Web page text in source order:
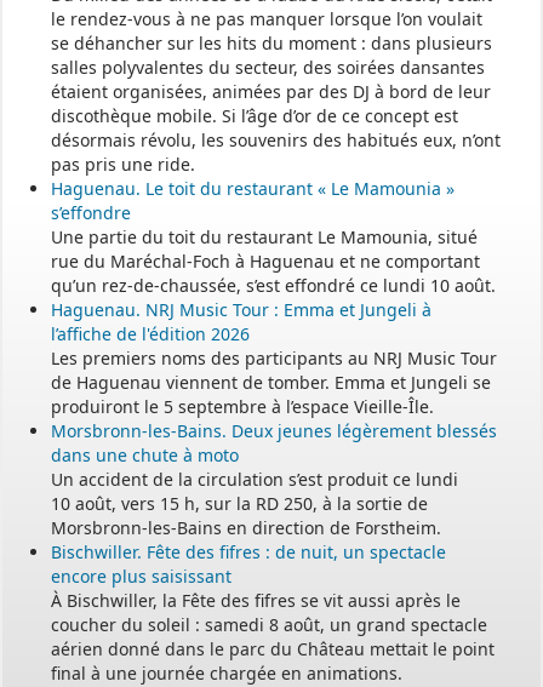
le rendez-vous à ne pas manquer lorsque l’on voulait
se déhancher sur les hits du moment : dans plusieurs
salles polyvalentes du secteur, des soirées dansantes
étaient organisées, animées par des DJ à bord de leur
discothèque mobile. Si l’âge d’or de ce concept est
désormais révolu, les souvenirs des habitués eux, n’ont
pas pris une ride.
Haguenau. Le toit du restaurant « Le Mamounia »
s’effondre
Une partie du toit du restaurant Le Mamounia, situé
rue du Maréchal-Foch à Haguenau et ne comportant
qu’un rez-de-chaussée, s’est effondré ce lundi 10 août.
Haguenau. NRJ Music Tour : Emma et Jungeli à
l’affiche de l'édition 2026
Les premiers noms des participants au NRJ Music Tour
de Haguenau viennent de tomber. Emma et Jungeli se
produiront le 5 septembre à l’espace Vieille-Île.
Morsbronn-les-Bains. Deux jeunes légèrement blessés
dans une chute à moto
Un accident de la circulation s’est produit ce lundi
10 août, vers 15 h, sur la RD 250, à la sortie de
Morsbronn-les-Bains en direction de Forstheim.
Bischwiller. Fête des fifres : de nuit, un spectacle
encore plus saisissant
À Bischwiller, la Fête des fifres se vit aussi après le
coucher du soleil : samedi 8 août, un grand spectacle
aérien donné dans le parc du Château mettait le point
final à une journée chargée en animations.